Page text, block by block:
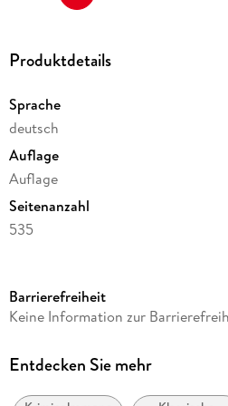
Produktdetails
Sprache
deutsch
Auflage
Auflage
Seitenanzahl
535
Autor/Autorin
Verlag/Hersteller
Barrierefreiheit
Keine Information zur
Entdecken Sie mehr